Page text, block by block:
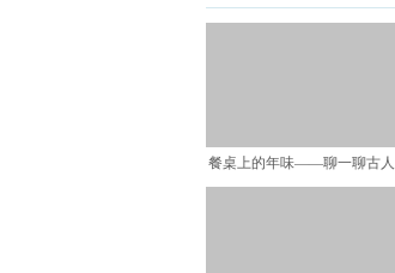
餐桌上的年味——聊一聊古人